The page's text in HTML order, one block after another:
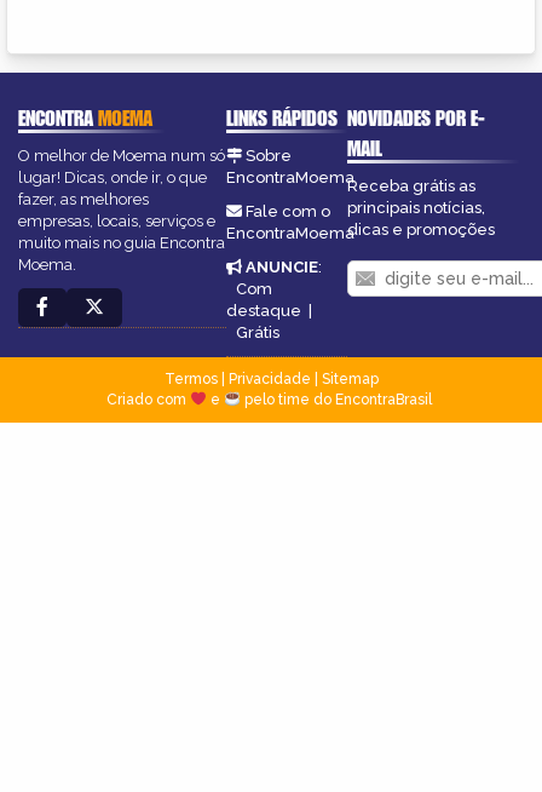
ENCONTRAMOEMA
O melhor de Moema num só
lugar! Dicas, onde ir, o que
fazer, as melhores
empresas, locais, serviços e
muito mais no guia Encontra
Moema.
LINKS RÁPIDOS
Sobre
EncontraMoema
Fale com o
EncontraMoema
ANUNCIE:
Com
destaque |
Grátis
NOVIDADES POR E-
MAIL
Receba grátis as
principais notícias,
dicas e promoções
Termos| Privacidade
Sitemap
Criado com
e pelo time do EncontraBrasil